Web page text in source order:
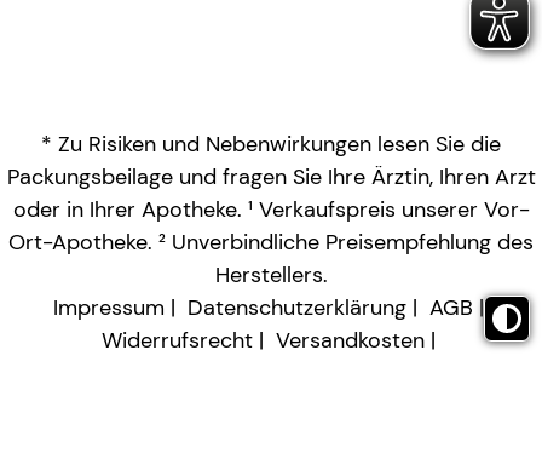
* Zu Risiken und Nebenwirkungen lesen Sie die
Packungsbeilage und fragen Sie Ihre Ärztin, Ihren Arzt
oder in Ihrer Apotheke. ¹ Verkaufspreis unserer Vor-
Ort-Apotheke. ² Unverbindliche Preisempfehlung des
Herstellers.
Impressum
Datenschutzerklärung
AGB
Widerrufsrecht
Versandkosten